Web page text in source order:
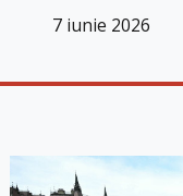
7 iunie 2026